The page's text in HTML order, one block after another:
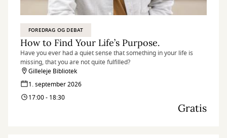
FOREDRAG OG DEBAT
How to Find Your Life’s Purpose.
Have you ever had a quiet sense that something in your life is
missing, that you are not quite fulfilled?
Gilleleje Bibliotek
1. september 2026
17:00 - 18:30
Gratis